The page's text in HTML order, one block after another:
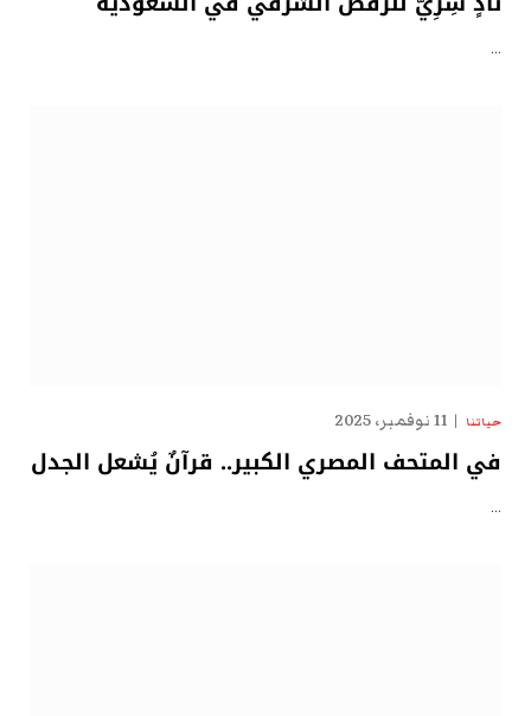
…
حياتنا 11 نوفمبر، 2025
في المتحف المصري الكبير.. قرآنٌ يُشعل الجدل
…